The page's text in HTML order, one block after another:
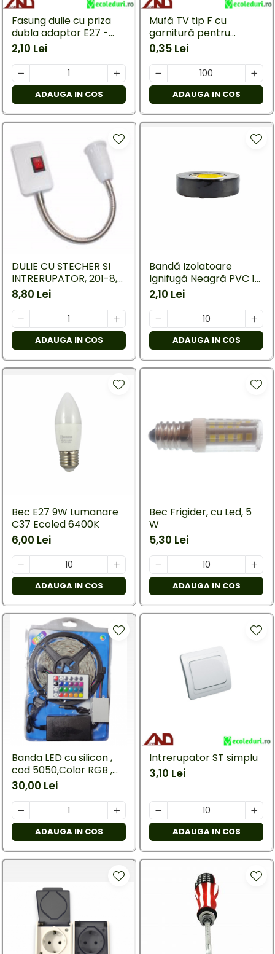
exterior
Lampi emergente
Lustre
Spoturi led pe sina
Multimetru Digital
Prelungitoare/Derulatoare
Starter/Droser
Triplu Stecher
Întrerupătoare/Comutatoare
Ştechere/Stecher adaptor
Ţeavă PVC
Fasung dulie cu priza
dubla adaptor E27 -
E27
2,10 Lei
ADAUGA IN COS
Mufă TV tip F cu
garnitură pentru
splitter
0,35 Lei
ADAUGA IN COS
DULIE CU STECHER SI
INTRERUPATOR, 201-8,
20 CM
8,80 Lei
ADAUGA IN COS
Bandă Izolatoare
Ignifugă Neagră PVC 19
mm × 20 m, 7 kV, 0,15
mm
2,10 Lei
ADAUGA IN COS
Bec E27 9W Lumanare
C37 Ecoled 6400K
6,00 Lei
ADAUGA IN COS
Bec Frigider, cu Led, 5
W
5,30 Lei
ADAUGA IN COS
Banda LED cu silicon ,
cod 5050,Color RGB ,
cu telecomanda si
alimentator, lungime 5
M
30,00 Lei
ADAUGA IN COS
Intrerupator ST simplu
3,10 Lei
ADAUGA IN COS